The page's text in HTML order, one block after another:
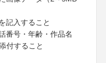
記入すること
番号・年齢・作品名
付すること